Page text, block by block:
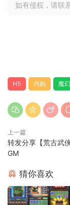
如有侵权，请联
H5 内购 魔幻
上一篇
转发分享【荒古武
GM
猜你喜欢